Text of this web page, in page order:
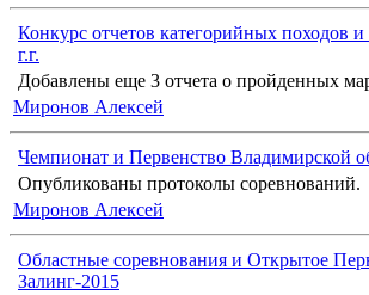
Конкурс отчетов категорийных походов
г.г.
Добавлены еще 3 отчета о пройденных
Миронов Алексей
Чемпионат и Первенство Владимирской
Опубликованы протоколы соревнований.
Миронов Алексей
Областные соревнования и Открытое
Залинг-2015